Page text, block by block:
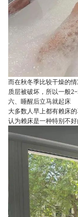
而在秋冬季比较干燥的
质层被破坏，所以一般
六、睡醒后立马就起床
大多数人早上都有赖床
认为赖床是一种特别不好